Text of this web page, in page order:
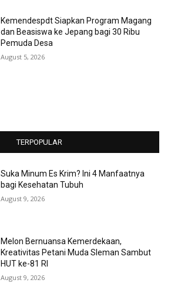
Kemendespdt Siapkan Program Magang
dan Beasiswa ke Jepang bagi 30 Ribu
Pemuda Desa
August 5, 2026
TERPOPULAR
Suka Minum Es Krim? Ini 4 Manfaatnya
bagi Kesehatan Tubuh
August 9, 2026
Melon Bernuansa Kemerdekaan,
Kreativitas Petani Muda Sleman Sambut
HUT ke-81 RI
August 9, 2026